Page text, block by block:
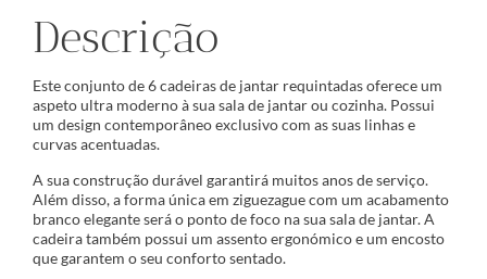
Descrição
Este conjunto de 6 cadeiras de jantar requintadas oferece um
aspeto ultra moderno à sua sala de jantar ou cozinha. Possui
um design contemporâneo exclusivo com as suas linhas e
curvas acentuadas.
A sua construção durável garantirá muitos anos de serviço.
Além disso, a forma única em ziguezague com um acabamento
branco elegante será o ponto de foco na sua sala de jantar. A
cadeira também possui um assento ergonómico e um encosto
que garantem o seu conforto sentado.